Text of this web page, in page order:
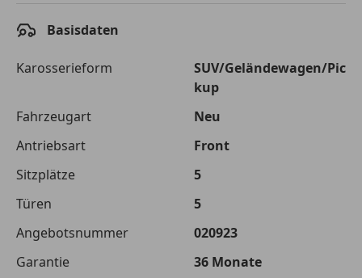
120 Monate
Kreditbetrag
€ 30 800,-
Gesamtbetrag
Einberechnete Gebühren
€ 0,-
Effektivzinsatz
Basisdaten
Karosserieform
SUV/Geländewagen/Pic
kup
Fahrzeugart
Neu
Antriebsart
Front
Sitzplätze
5
Türen
5
Angebotsnummer
020923
Garantie
36 Monate